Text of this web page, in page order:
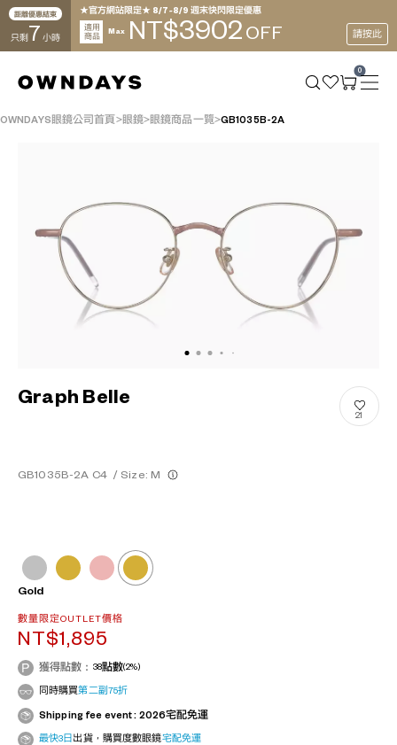
距離優惠結束
只剩 7 小時
★官方網站限定★ 8/7~8/9 週末快閃限定優惠
適用
商品
Max NT$3902 OFF 請按此
0
OWNDAYS眼鏡公司首頁 眼鏡 眼鏡商品一覽 GB1035B-2A
Graph Belle
GB1035B-2A C4 / Size: M
21
Gold
數量限定OUTLET價格
NT$1,895
獲得點數： 38點數(2%)
同時購買第二副75折
Shipping fee event : 2026宅配免運
最快3日 出貨，購買度數眼鏡宅配免運